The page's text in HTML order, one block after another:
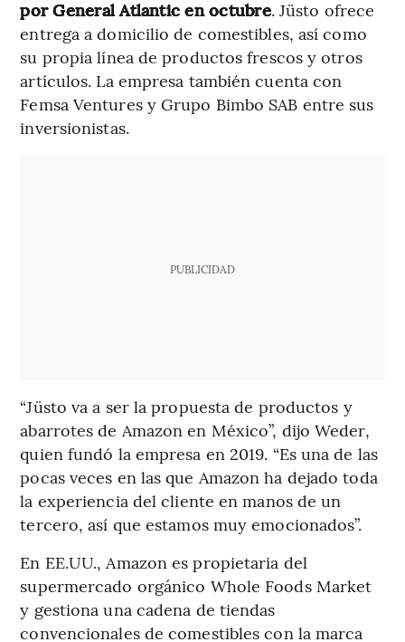
por General Atlantic en octubre. Jüsto ofrece
entrega a domicilio de comestibles, así como
su propia línea de productos frescos y otros
artículos. La empresa también cuenta con
Femsa Ventures y Grupo Bimbo SAB entre sus
inversionistas.
PUBLICIDAD
“Jüsto va a ser la propuesta de productos y
abarrotes de Amazon en México”, dijo Weder,
quien fundó la empresa en 2019. “Es una de las
pocas veces en las que Amazon ha dejado toda
la experiencia del cliente en manos de un
tercero, así que estamos muy emocionados”.
En EE.UU., Amazon es propietaria del
supermercado orgánico Whole Foods Market
y gestiona una cadena de tiendas
convencionales de comestibles con la marca